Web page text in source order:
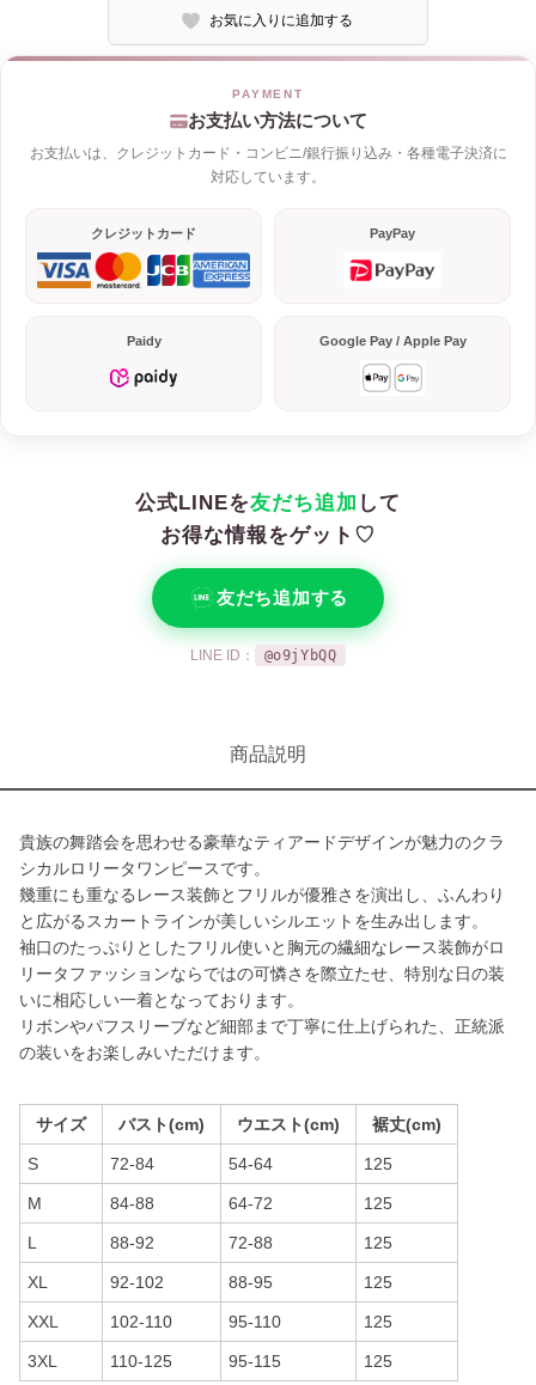
お気に入りに追加する
お支払い方法について
お支払いは、クレジットカード・コンビニ/銀行振り込み・各種電子決済に
対応しています。
クレジットカード PayPay
Paidy Google Pay / Apple Pay
公式LINEを友だち追加 して
お得な情報をゲット♡
友だち追加する
LINE ID： @o9jYbQQ
商品説明
貴族の舞踏会を思わせる豪華なティアードデザインが魅力のクラ
シカルロリータワンピースです。
幾重にも重なるレース装飾とフリルが優雅さを演出し、ふんわり
と広がるスカートラインが美しいシルエットを生み出します。
袖口のたっぷりとしたフリル使いと胸元の繊細なレース装飾がロ
リータファッションならではの可憐さを際立たせ、特別な日の装
いに相応しい一着となっております。
リボンやパフスリーブなど細部まで丁寧に仕上げられた、正統派
の装いをお楽しみいただけます。
サイズ バスト(cm) ウエスト(cm) 裾丈(cm)
S 72-84 54-64 125
M 84-88 64-72 125
L 88-92 72-88 125
XL 92-102 88-95 125
XXL 102-110 95-110 125
3XL 110-125 95-115 125